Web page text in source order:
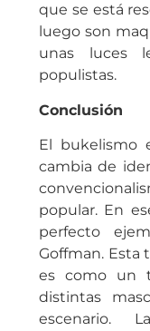
que se está
luego son
unas luces
populistas.
Conclusión
El bukelismo
cambia de
popular. En
perfecto
Goffman. Esta
es como un
distintas
escenario.